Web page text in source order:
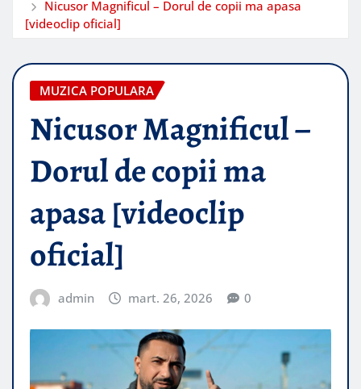
Nicusor Magnificul – Dorul de copii ma apasa
[videoclip oficial]
MUZICA POPULARA
Nicusor Magnificul –
Dorul de copii ma
apasa [videoclip
oficial]
admin mart. 26, 2026 0